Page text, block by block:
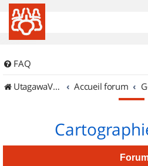
FAQ
UtagawaVTT (Randos VTT et VTTAE avec traces GPS)
Accueil forum